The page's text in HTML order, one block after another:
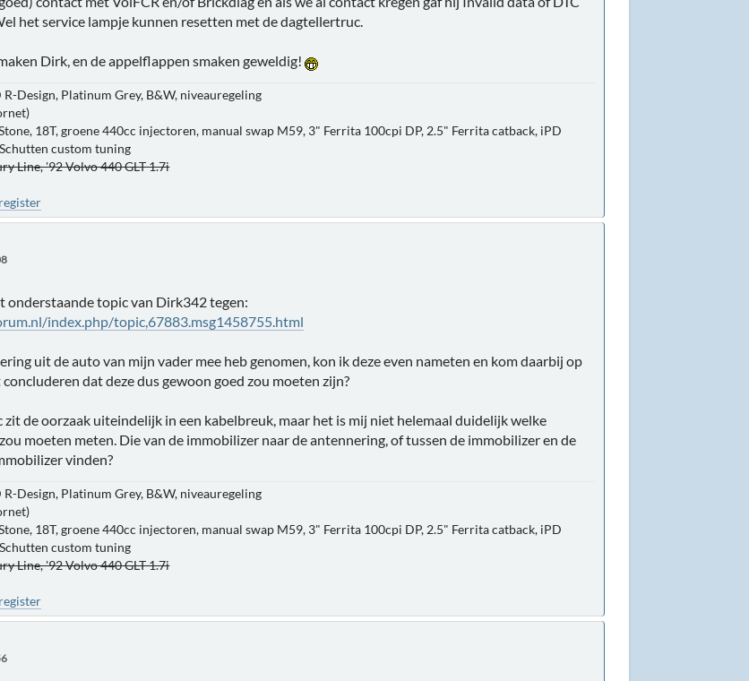
het service lampje kunnen resetten met de dagtellertruc.
Dirk, en de appelflappen smaken geweldig!
Design, Platinum Grey, B&W, niveauregeling
18T, groene 440cc injectoren, manual swap M59, 3" Ferrita 100cpi DP, 2.5" Ferrita catback, iPD
custom tuning
Line, '92 Volvo 440 GLT 1.7i
onderstaande topic van Dirk342 tegen:
index.php/topic,67883.msg1458755.html
uit de auto van mijn vader mee heb genomen, kon ik deze even nameten en kom daarbij op
dat deze dus gewoon goed zou moeten zijn?
de oorzaak uiteindelijk in een kabelbreuk, maar het is mij niet helemaal duidelijk welke
moeten meten. Die van de immobilizer naar de antennering, of tussen de immobilizer en de
vinden?
Design, Platinum Grey, B&W, niveauregeling
18T, groene 440cc injectoren, manual swap M59, 3" Ferrita 100cpi DP, 2.5" Ferrita catback, iPD
custom tuning
Line, '92 Volvo 440 GLT 1.7i